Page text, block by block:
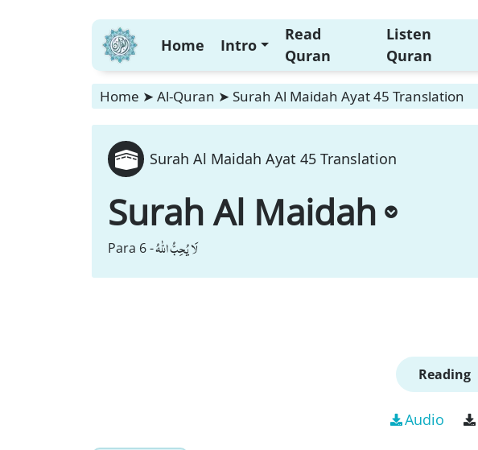
Home Intro
Read
Quran
Listen
Quran
Home ➤ Al-Quran ➤ Surah Al Maidah Ayat 45 Translation
Surah Al Maidah Ayat 45 Translation
Surah Al Maidah
Para 6 -لَا یُحِبُّ اللّٰهُ
Reading
Audio